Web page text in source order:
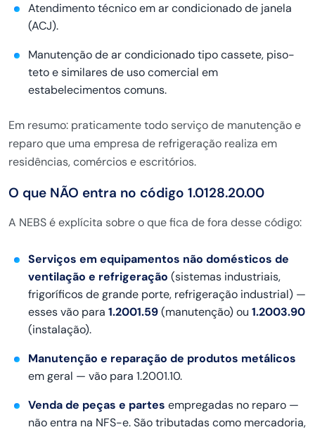
Atendimento técnico em ar condicionado de janela
(ACJ).
Manutenção de ar condicionado tipo cassete, piso-
teto e similares de uso comercial em
estabelecimentos comuns.
Em resumo: praticamente todo serviço de manutenção e
reparo que uma empresa de refrigeração realiza em
residências, comércios e escritórios.
O que NÃO entra no código 1.0128.20.00
A NEBS é explícita sobre o que fica de fora desse código:
Serviços em equipamentos não domésticos de
ventilação e refrigeração (sistemas industriais,
frigoríficos de grande porte, refrigeração industrial) —
esses vão para 1.2001.59(manutenção) ou 1.2003.90
(instalação).
Manutenção e reparação de produtos metálicos
em geral — vão para 1.2001.10.
Venda de peças e partes empregadas no reparo —
não entra na NFS-e. São tributadas como mercadoria,